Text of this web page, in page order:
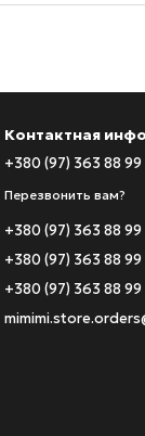
Контактная
+380 (97) 363 88 99
Перезвонить вам?
+380 (97) 363 88 99
+380 (97) 363 88 99
+380 (97) 363 88 99